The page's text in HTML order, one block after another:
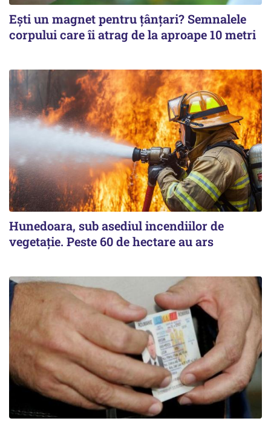
Ești un magnet pentru țânțari? Semnalele
corpului care îi atrag de la aproape 10 metri
Hunedoara, sub asediul incendiilor de
vegetație. Peste 60 de hectare au ars